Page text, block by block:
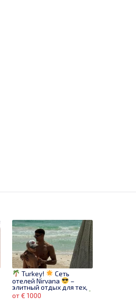
Turkey!
Сеть
отелей Nirvana
–
элитный отдых для тех,
кто выбирает лучшее!
от € 1000